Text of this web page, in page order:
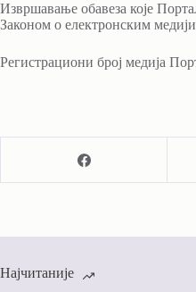
Извршавање обавеза које
Законом о електронским
Регистрациони број медија
Најчитаније